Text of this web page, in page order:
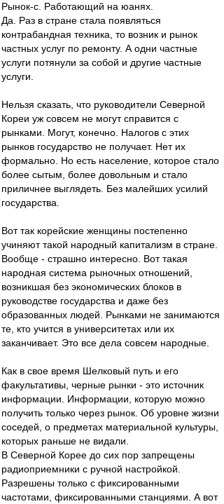
Рынок-с. Работающий на юанях.
Да. Раз в стране стала появляться
контрабандная техника, то возник и рынок
частных услуг по ремонту. А одни частные
услуги потянули за собой и другие частные
услуги.
Нельзя сказать, что руководители Северной
Кореи уж совсем не могут справится с
рынками. Могут, конечно. Налогов с этих
рынков государство не получает. Нет их
формально. Но есть население, которое стало
более сытым, более довольным и стало
приличнее выглядеть. Без малейших усилий
государства.
Вот так корейские женщины постепенно
учиняют такой народный капитализм в стране.
Вообще - страшно интересно. Вот такая
народная система рыночных отношений,
возникшая без экономических блоков в
руководстве государства и даже без
образованных людей. Рынками не занимаются
те, кто учится в университетах или их
заканчивает. Это все дела совсем народные.
Как в свое время Шелковый путь и его
факультативы, черные рынки - это источник
информации. Информации, которую можно
получить только через рынок. Об уровне жизни
соседей, о предметах материальной культуры,
которых раньше не видали.
В Северной Корее до сих пор запрещены
радиоприемники с ручной настройкой.
Разрешены только с фиксированными
частотами, фиксированными станциями. А вот